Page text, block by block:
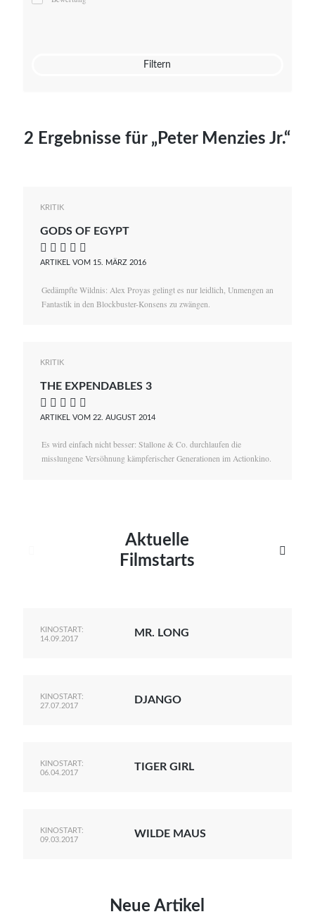
Mato von Vogelstein
Filtern
2 Ergebnisse für „Peter Menzies Jr.“
KRITIK
GODS OF EGYPT
    
ARTIKEL VOM 15. MÄRZ 2016
Gedämpfte Wildnis: Alex Proyas gelingt es nur leidlich, Unmengen an
Fantastik in den Blockbuster-Konsens zu zwängen.
KRITIK
THE EXPENDABLES 3
    
ARTIKEL VOM 22. AUGUST 2014
Es wird einfach nicht besser: Stallone & Co. durchlaufen die
misslungene Versöhnung kämpferischer Generationen im Actionkino.
Aktuelle
Filmstarts

KINOSTART:
14.09.2017
MR. LONG
KINOSTART:
27.07.2017
DJANGO
KINOSTART:
06.04.2017
TIGER GIRL
KINOSTART:
09.03.2017
WILDE MAUS
Neue Artikel